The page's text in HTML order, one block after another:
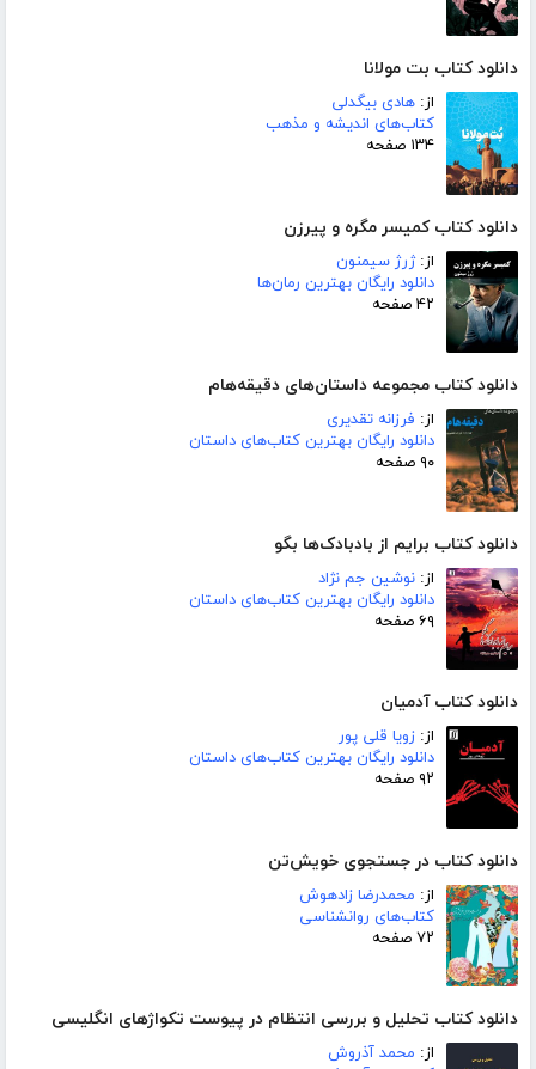
دانلود کتاب بت مولانا
از: هادی بیگدلی
کتاب‌های اندیشه و مذهب
۱۳۴ صفحه
دانلود کتاب کمیسر مگره و پیرزن
از:ژرژ سیمنون
دانلود رایگان بهترین رمان‌ها
۴۲ صفحه
دانلود کتاب مجموعه داستان‌های دقیقه‌هام
از: فرزانه تقدیری
دانلود رایگان بهترین کتاب‌های داستان
۹۰ صفحه
دانلود کتاب برایم از بادبادک‌ها بگو
از: نوشین جم نژاد
دانلود رایگان بهترین کتاب‌های داستان
۶۹ صفحه
دانلود کتاب آدمیان
از: زویا قلی پور
دانلود رایگان بهترین کتاب‌های داستان
۹۲ صفحه
دانلود کتاب در جستجوی خویش‌تن
از: محمدرضا زادهوش
کتاب‌های روانشناسی
۷۲ صفحه
دانلود کتاب تحلیل و بررسی انتظام در پیوست تکواژهای انگلیسی
از: محمد آذروش